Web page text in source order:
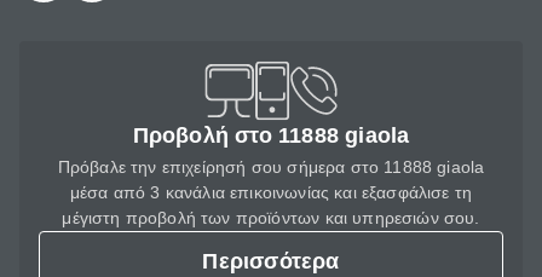
Προβολή στο 11888 giaola
Πρόβαλε την επιχείρησή σου σήμερα στο 11888 giaola
μέσα από 3 κανάλια επικοινωνίας και εξασφάλισε τη
μέγιστη προβολή των προϊόντων και υπηρεσιών σου.
Περισσότερα